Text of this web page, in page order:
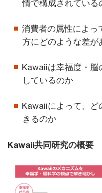
情で構成されている
消費者の属性によっ
方にどのような差が
Kawaiiは幸福度・脳
しているのか
Kawaiiによって、
きるのか
Kawaii共同研究の概要